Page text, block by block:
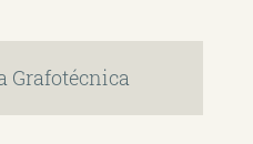
Grafotécnica